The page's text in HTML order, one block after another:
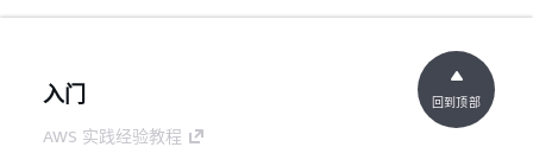
入门
AWS 实践经验教程
回到顶部